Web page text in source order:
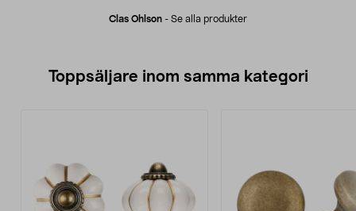
Clas Ohlson - Se alla produkter
Toppsäljare inom samma kategori